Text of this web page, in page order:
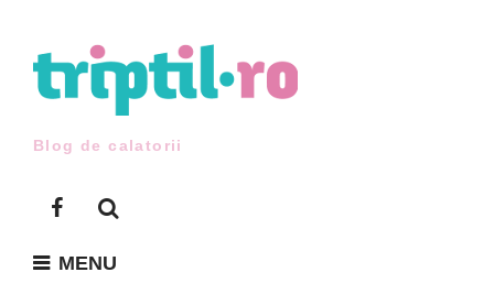
content
Blog de calatorii
Facebook
MENU